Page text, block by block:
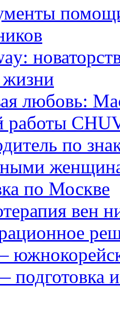
жизни
любовь:
работы
по
по Москве
вен